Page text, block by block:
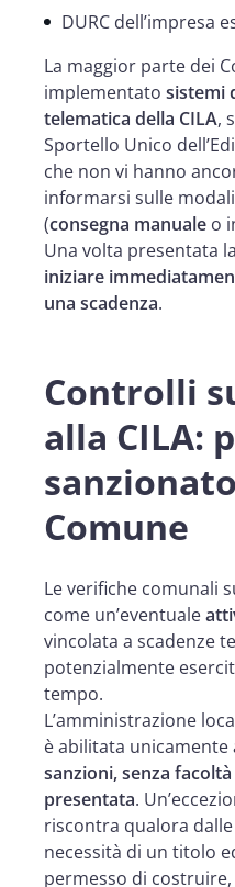
DURC dell’impresa
La maggior parte dei
implementato sistemi
telematica della CILA,
Sportello Unico
che non vi hanno
informarsi sulle
(consegna manuale o
Una volta presentata la
iniziare
una scadenza.
Controlli
alla CILA:
Comune
Le verifiche comunali
come un’eventuale
vincolata a scadenze
potenzialmente
tempo.
L’amministrazione
è abilitata unicamente
sanzioni, senza
presentata.
riscontra qualora
necessità di un titolo
permesso di